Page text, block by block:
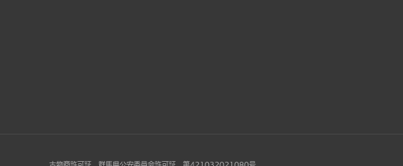
古物商許可証 群馬県公安委員会許可証 第421032021080号